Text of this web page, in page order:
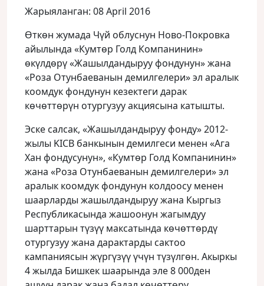
Жарыяланган: 08 April 2016
Өткɵн жумада Чүй облуснун Ново-Покровка
айылында «Кумтɵр Голд Компанинин»
ɵкүлдɵрү «Жашылдандыруу фондунун» жана
«Роза Отунбаеванын демилгелери» эл аралык
коомдук фондунун кезектеги дарак
кɵчɵттɵрүн отургузуу акциясына катышты.
Эске салсак, «Жашылдандыруу фонду» 2012-
жылы KICB банкынын демилгеси менен «Ага
Хан фондусунун», «Кумтɵр Голд Компанинин»
жана «Роза Отунбаеванын демилгелери» эл
аралык коомдук фондунун колдоосу менен
шаарларды жашылдандыруу жана Кыргыз
Республикасында жашоонун жагымдуу
шарттарын түзүү максатында кɵчɵттɵрдү
отургузуу жана дарактарды сактоо
кампаниясын жүргүзүү үчүн түзүлгɵн. Акыркы
4 жылда Бишкек шаарында эле 8 000ден